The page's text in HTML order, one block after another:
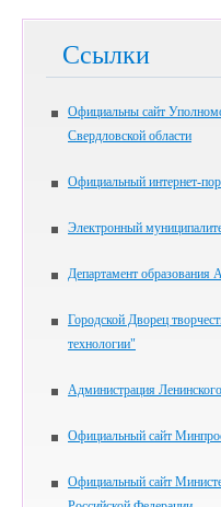
Ссылки
Официальны сайт
Свердловской области
Официальный интернет-
Электронный
Департамент образования
Городской Дворец
технологии"
Администрация
Официальный сайт
Официальный сайт